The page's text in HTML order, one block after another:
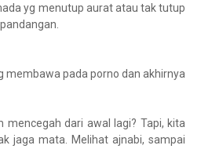
yg menutup aurat atau tak tutup
membawa pada porno dan akhirnya
mencegah dari awal lagi? Tapi, kita
jaga mata. Melihat ajnabi, sampai